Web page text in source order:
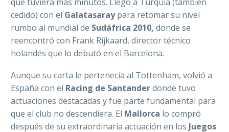
que tuviera más minutos. Llegó a Turquía (también
cedido) con el Galatasaraypara retomar su nivel
rumbo al mundial de Sudáfrica 2010, donde se
reencontró con Frank Rijkaard, director técnico
holandés que lo debutó en el Barcelona.
Aunque su carta le pertenecía al Tottenham, volvió a
España con el Racing de Santanderdonde tuvo
actuaciones destacadas y fue parte fundamental para
que el club no descendiera. El Mallorca lo compró
después de su extraordinaria actuación en los Juegos